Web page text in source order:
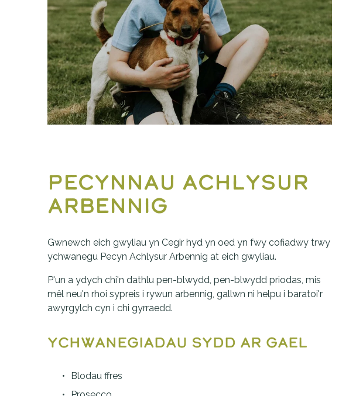
Pecynnau Achlysur
Arbennig
Gwnewch eich gwyliau yn Cegir hyd yn oed yn fwy cofiadwy trwy
ychwanegu Pecyn Achlysur Arbennig at eich gwyliau.
P'un a ydych chi'n dathlu pen-blwydd, pen-blwydd priodas, mis
mêl neu'n rhoi sypreis i rywun arbennig, gallwn ni helpu i baratoi'r
awyrgylch cyn i chi gyrraedd.
Ychwanegiadau sydd ar gael
Blodau ffres